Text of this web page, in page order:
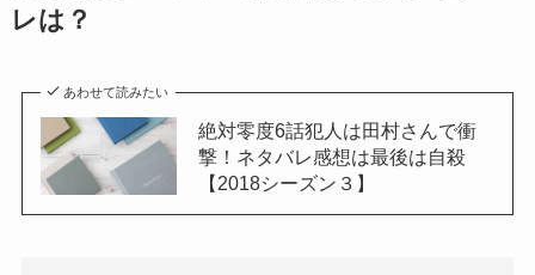
レは？
あわせて読みたい
絶対零度6話犯人は田村さんで衝
撃！ネタバレ感想は最後は自殺
【2018シーズン３】